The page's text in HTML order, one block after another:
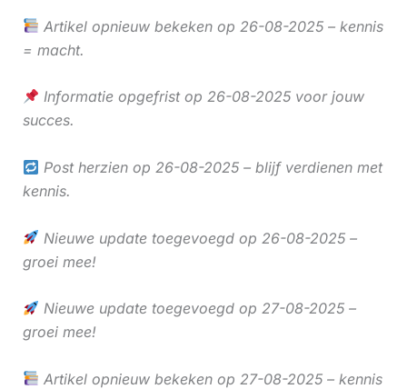
Artikel opnieuw bekeken op 26-08-2025 – kennis
= macht.
Informatie opgefrist op 26-08-2025 voor jouw
succes.
Post herzien op 26-08-2025 – blijf verdienen met
kennis.
Nieuwe update toegevoegd op 26-08-2025 –
groei mee!
Nieuwe update toegevoegd op 27-08-2025 –
groei mee!
Artikel opnieuw bekeken op 27-08-2025 – kennis